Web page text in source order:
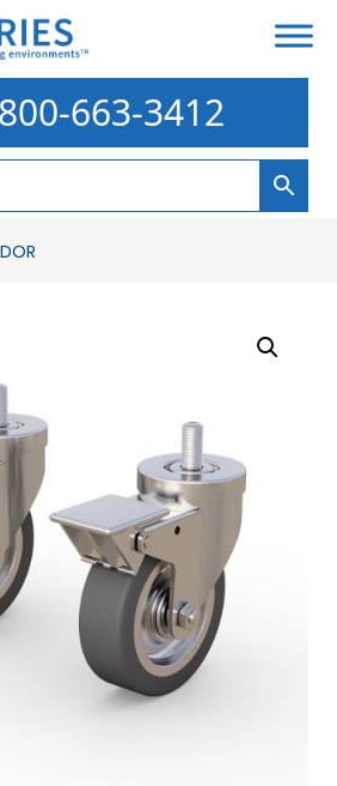
663-3412